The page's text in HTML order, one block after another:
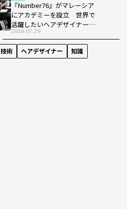
『Number76』がマレーシア
にアカデミーを設立 世界で
活躍したいヘアデザイナーを
育成
2026.07.29
技術 ヘアデザイナー
知識